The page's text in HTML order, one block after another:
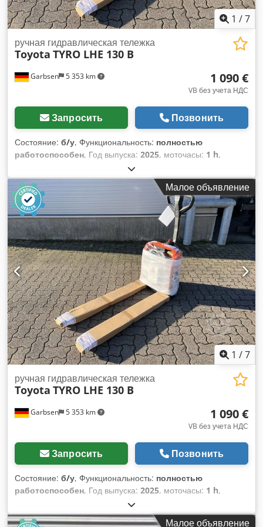
1 /7
Garbsen 5 353 km
ручная гидравлическая тележка
Toyota TYRO LHE 130 B
1 090 €
VB без учета НДС
Запросить Позвонить
Состояние: б/у, Функциональность: полностью
работоспособен, Год выпуска: 2025, моточасы: 1 h,
, высота подъема:
топлива:электрический, длина вил:1 150 мм,
собственный вес:145 кг , общая длина:380 мм, тип
привода:Elektro, строительная ширина:540 мм,
Низкоподъемный погрузчик Центр тяжести груза: 600 Тип
мачты: отсутствует Техническое состояние: новое
Передние шины, тип: полиуретан Состояние передних
шин: 100% Задние шины, тип: полиуретан Состояние
задних шин: 100% Напряжение аккумулятора: 24 В Емкость
аккумулятора: 20 Ач Описание: новое оборудование
Импульсное управление. Dsdozr Ah Sjpfx Aizeck
Малое объявление
1 /7
Garbsen 5 353 km
ручная гидравлическая тележка
Toyota TYRO LHE 130 B
1 090 €
VB без учета НДС
Запросить Позвонить
Состояние: б/у, Функциональность: полностью
работоспособен, Год выпуска: 2025, моточасы: 1 h,
, высота подъема:
топлива:электрический, длина вил:1 150 мм,
Малое объявление